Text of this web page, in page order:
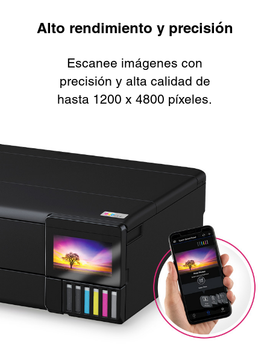
Alto rendimiento y precisión
Escanee imágenes con
precisión y alta calidad de
hasta 1200 x 4800 píxeles.